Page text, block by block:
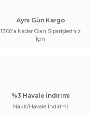
Aynı Gün Kargo
13:00'a Kadar Olan Siparişleriniz
İçin
%3 Havale İndirimi
Nakit/Havale İndirimi